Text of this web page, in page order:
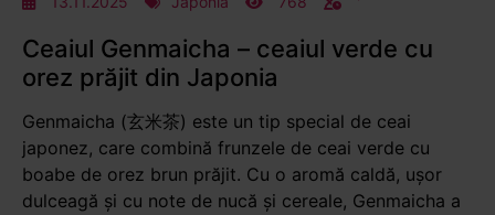
Ceaiul Genmaicha – ceaiul verde cu
orez prăjit din Japonia
Genmaicha (玄米茶) este un tip special de ceai
japonez, care combină frunzele de ceai verde cu
boabe de orez brun prăjit. Cu o aromă caldă, ușor
dulceagă și cu note de nucă și cereale, Genmaicha a